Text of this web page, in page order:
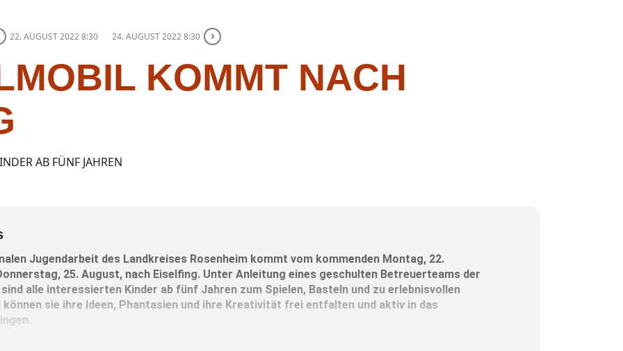
22. AUGUST 2022 8:30 24. AUGUST 2022 8:30
KOMMT NACH
AB FÜNF JAHREN
Jugendarbeit des Landkreises Rosenheim kommt vom kommenden Montag, 22.
25. August, nach Eiselfing. Unter Anleitung eines geschulten Betreuerteams der
alle interessierten Kinder ab fünf Jahren zum Spielen, Basteln und zu erlebnisvollen
können sie ihre Ideen, Phantasien und ihre Kreativität frei entfalten und aktiv in das